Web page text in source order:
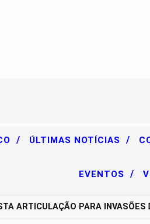
/ ÚLTIMAS NOTÍCIAS /
EVENTOS /
PARA INVASÕES